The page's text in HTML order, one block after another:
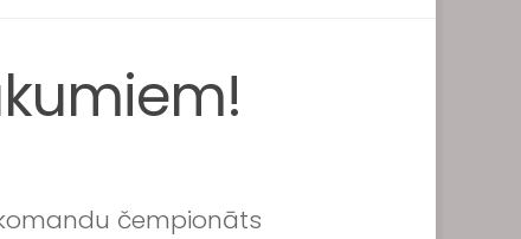
čempionāts